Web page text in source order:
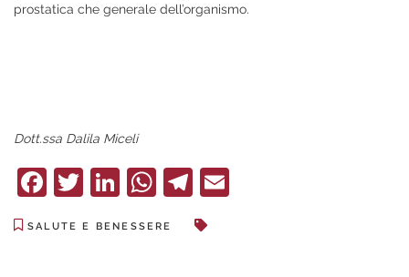
prostatica che generale dell’organismo.
Dott.ssa Dalila Miceli
Facebook
Twitter
LinkedIn
WhatsApp
Telegram
SALUTE E BENESSERE